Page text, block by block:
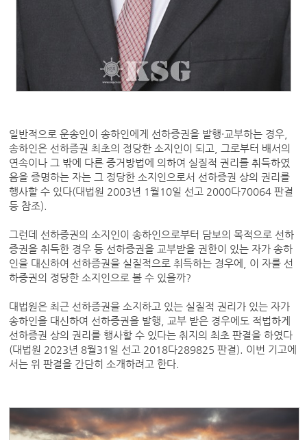
일반적으로 운송인이 송하인에게 선하증권을 발행·교부하는 경우,
송하인은 선하증권 최초의 정당한 소지인이 되고, 그로부터 배서의
연속이나 그 밖에 다른 증거방법에 의하여 실질적 권리를 취득하였
음을 증명하는 자는 그 정당한 소지인으로서 선하증권 상의 권리를
행사할 수 있다(대법원 2003년 1월10일 선고 2000다70064 판결
등 참조).
그런데 선하증권의 소지인이 송하인으로부터 담보의 목적으로 선하
증권을 취득한 경우 등 선하증권을 교부받을 권한이 있는 자가 송하
인을 대신하여 선하증권을 실질적으로 취득하는 경우에, 이 자를 선
하증권의 정당한 소지인으로 볼 수 있을까?
대법원은 최근 선하증권을 소지하고 있는 실질적 권리가 있는 자가
송하인을 대신하여 선하증권을 발행, 교부 받은 경우에도 적법하게
선하증권 상의 권리를 행사할 수 있다는 취지의 최초 판결을 하였다
(대법원 2023년 8월31일 선고 2018다289825 판결). 이번 기고에
서는 위 판결을 간단히 소개하려고 한다.